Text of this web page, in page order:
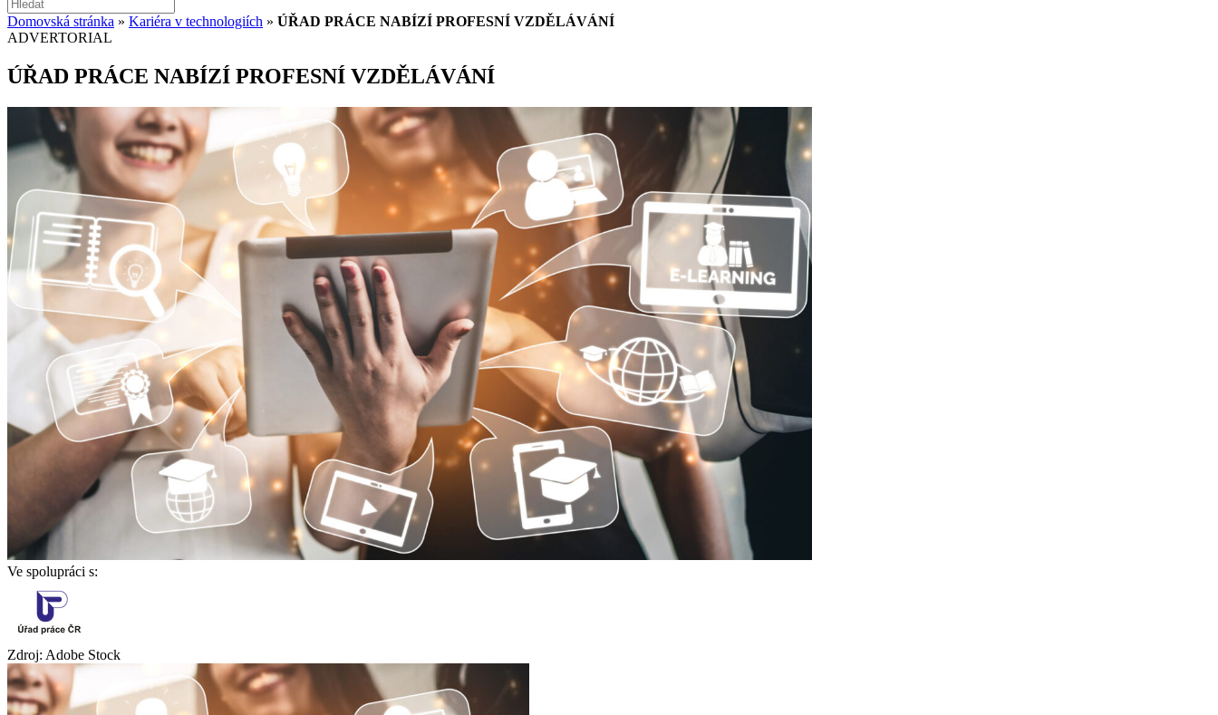
Domovská stránka » Kariéra v technologiích » ÚŘAD PRÁCE NABÍZÍ PROFESNÍ VZDĚLÁVÁNÍ
ADVERTORIAL
ÚŘAD PRÁCE NABÍZÍ PROFESNÍ VZDĚLÁVÁNÍ
Ve spolupráci s:
Zdroj: Adobe Stock